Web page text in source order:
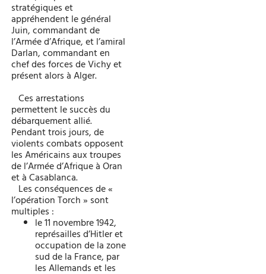
stratégiques et
appréhendent le général
Juin, commandant de
l’Armée d’Afrique, et l’amiral
Darlan, commandant en
chef des forces de Vichy et
présent alors à Alger.
Ces arrestations
permettent le succès du
débarquement allié.
Pendant trois jours, de
violents combats opposent
les Américains aux troupes
de l’Armée d’Afrique à Oran
et à Casablanca.
Les conséquences de «
l’opération Torch » sont
multiples :
le 11 novembre 1942,
représailles d’Hitler et
occupation de la zone
sud de la France, par
les Allemands et les